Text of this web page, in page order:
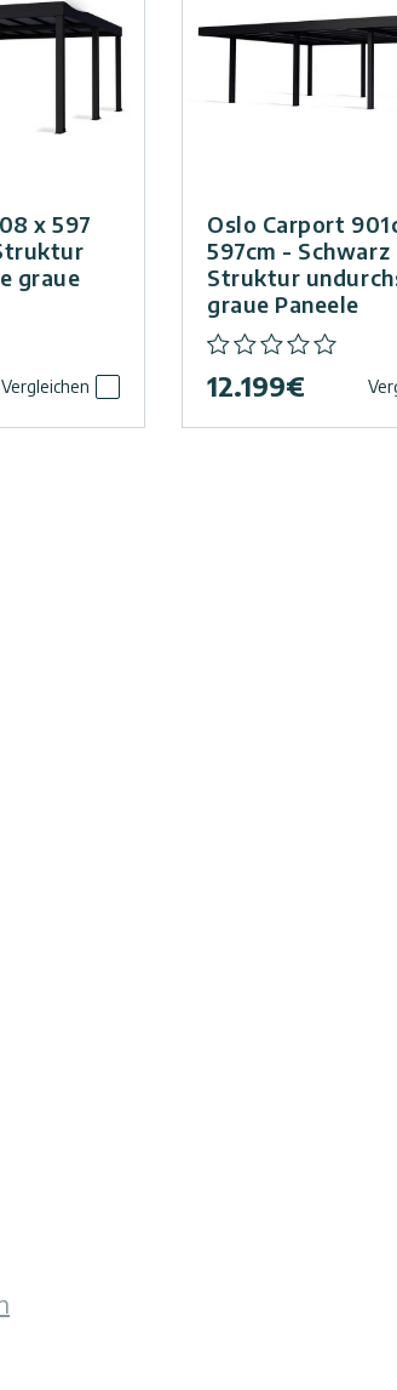
x 597
graue
Vergleichen
Oslo Carport
597cm - Schwarz
Struktur
graue Paneele
12.199€